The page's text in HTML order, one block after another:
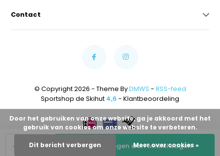
+
- Toevoegen aan winkelwagen
Contact
© Copyright 2026 - Theme ByDMWS - RSS-feed
Sportshop de Skihut 4,6 - Klantbeoordeling
Door het gebruiken van onze website, ga je akkoord met het
gebruik van cookies om onze website te verbeteren.
Dit bericht verbergen Meer over cookies »